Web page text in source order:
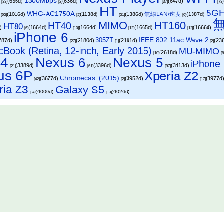
[33](636d) [2](636d) [37](647d) [73]
[92](1016d)WHG-AC1750A [3](1138d) HT [21](1386d)無線LAN/速度 [0](1387d)
HT80 [6](1664d) HT40 [10](1664d) MIMO [12](1665d) HT160 [12](1666d)
iPhone 6 [27](2180d)305ZT [1](2191d) IEEE 802.11ac Wave 2 [2]
(Retina, 12-inch, Early 2015) [10](2618d) MU-MIMO
[21](3389d) Nexus 6 [61](3396d) Nexus 5 [97](3413d) iPhone
6P [42](3677d)Chromecast (2015) [2](3952d)Xperia Z2 [17](3977d)
Z3 [14](4000d) Galaxy S5 [13](4026d)